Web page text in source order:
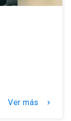
Ver más keyboard_arrow_right